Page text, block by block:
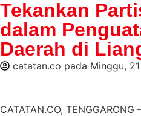
Tekankan
dalam
Daerah di
catatan.co pada Minggu,
CATATAN.CO,